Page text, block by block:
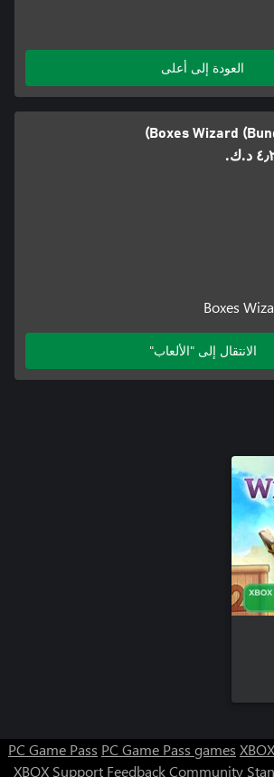
العودة إلى أعلى
Boxes Wizard
د.ك.‏
Boxes
الانتقال إلى "الألعاب"
PC Game Pass PC Game Pass games
XBOX Support FeedbackCommunity